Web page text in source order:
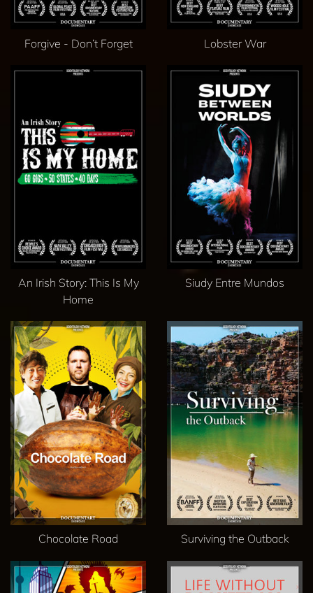
Forgive - Don’t Forget Lobster War
An Irish Story: This Is My
Home
Siudy Entre Mundos
Chocolate Road Surviving the Outback